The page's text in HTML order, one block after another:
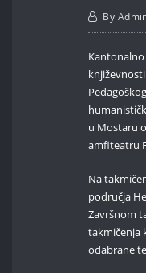
By
u Mostaru
amfiteatru
Na
područja
Završnom
takmičenja
odabrane